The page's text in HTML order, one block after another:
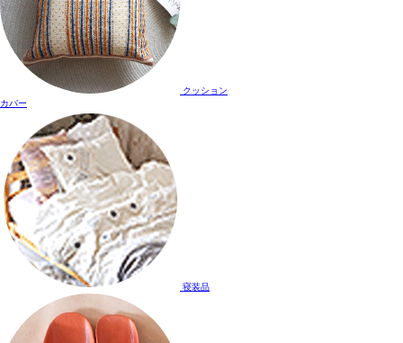
クッション
カバー
寝装品